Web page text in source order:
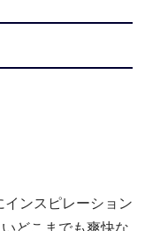
ンスピレーション